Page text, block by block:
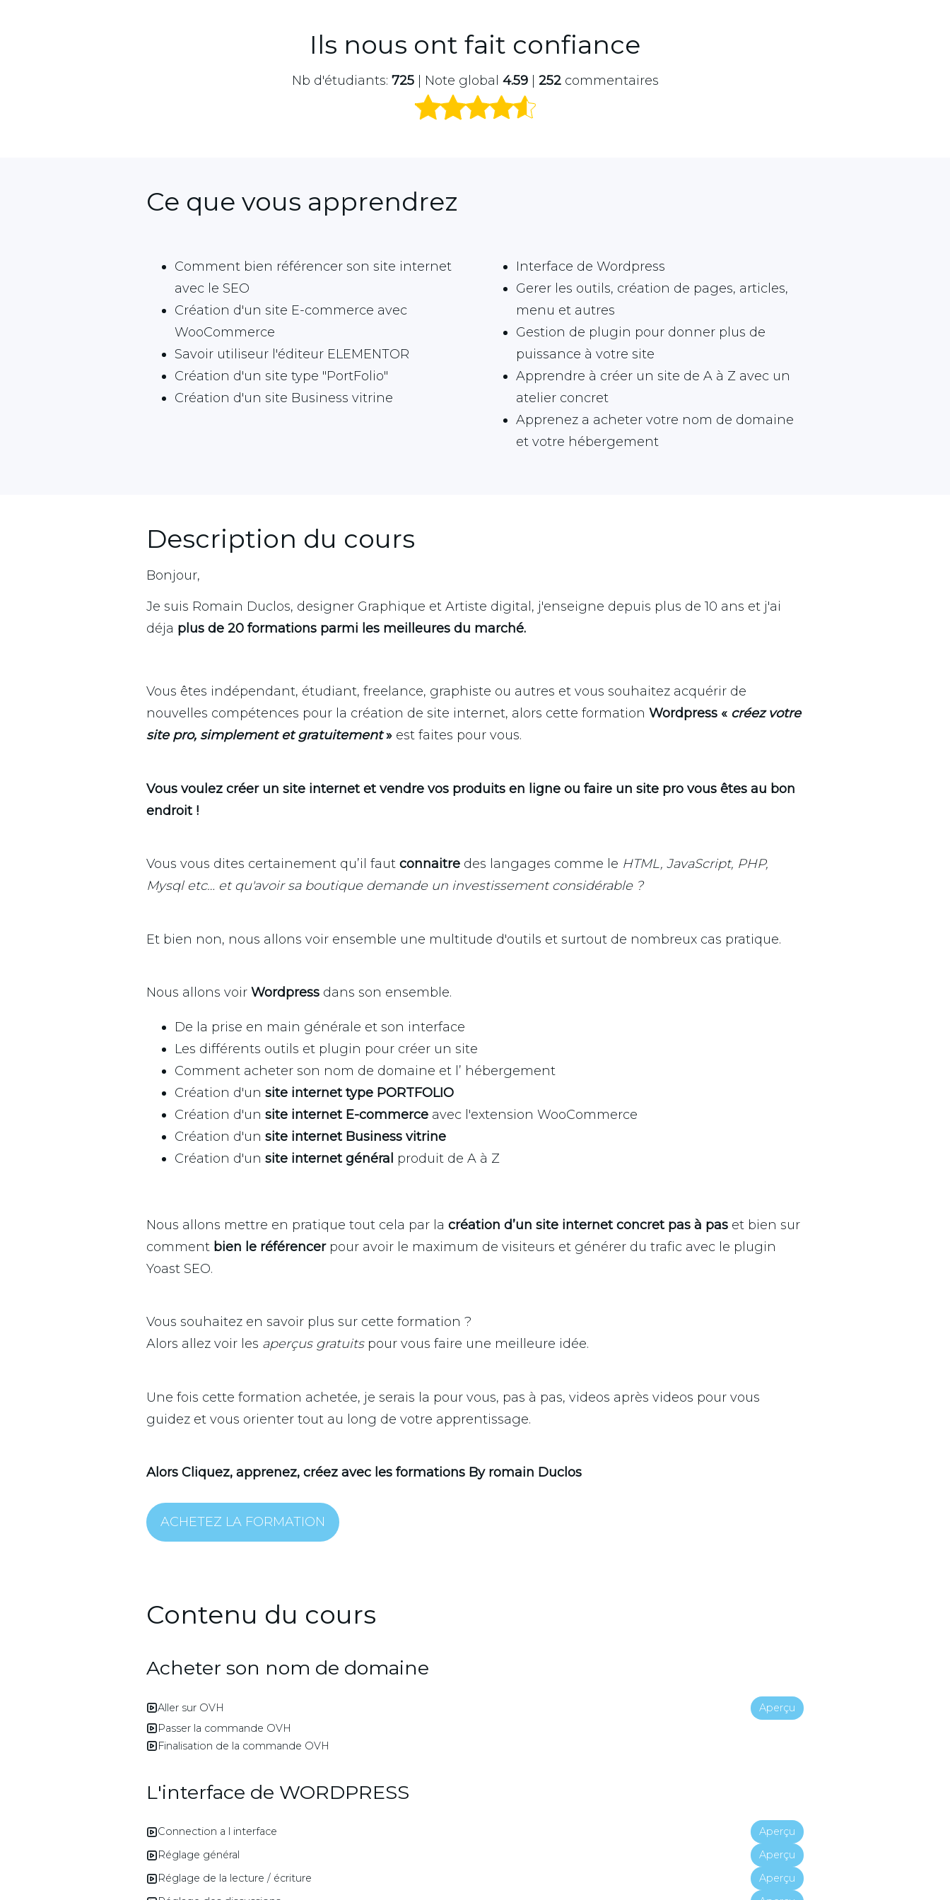
Ils nous ont fait confiance
Nb d'étudiants: 725| Note global 4.59| 252commentaires
Ce que vous apprendrez
Comment bien référencer son site internet
avec le SEO
Création d'un site E-commerce avec
WooCommerce
Savoir utiliseur l'éditeur ELEMENTOR
Création d'un site type "PortFolio"
Création d'un site Business vitrine
Interface de Wordpress
Gerer les outils, création de pages, articles,
menu et autres
Gestion de plugin pour donner plus de
puissance à votre site
Apprendre à créer un site de A à Z avec un
atelier concret
Apprenez a acheter votre nom de domaine
et votre hébergement
Description du cours
Bonjour,
Je suis Romain Duclos, designer Graphique et Artiste digital, j'enseigne depuis plus de 10 ans et j'ai
déja plus de 20 formations parmi les meilleures du marché.
Vous êtes indépendant, étudiant, freelance, graphiste ou autres et vous souhaitez acquérir de
nouvelles compétences pour la création de site internet, alors cette formation Wordpress « créez votre
site pro, simplement et gratuitement» est faites pour vous.
Vous voulez créer un site internet et vendre vos produits en ligne ou faire un site pro vous êtes au bon
endroit !
Vous vous dites certainement qu’il faut connaitre des langages comme le HTML, JavaScript, PHP,
Mysql etc… et qu'avoir sa boutique demande un investissement considérable ?
Et bien non, nous allons voir ensemble une multitude d'outils et surtout de nombreux cas pratique.
Nous allons voir Wordpress dans son ensemble.
De la prise en main générale et son interface
Les différents outils et plugin pour créer un site
Comment acheter son nom de domaine et l’ hébergement
Création d'un site internet type PORTFOLIO
Création d'un site internet E-commerce avec l'extension WooCommerce
Création d'un site internet Business vitrine
Création d'un site internet général produit de A à Z
Nous allons mettre en pratique tout cela par la création d’un site internet concret pas à pas et bien sur
comment bien le référencerpour avoir le maximum de visiteurs et générer du trafic avec le plugin
Yoast SEO.
Vous souhaitez en savoir plus sur cette formation ?
Alors allez voir les aperçus gratuitspour vous faire une meilleure idée.
Une fois cette formation achetée, je serais la pour vous, pas à pas, videos après videos pour vous
guidez et vous orienter tout au long de votre apprentissage.
Alors Cliquez, apprenez, créez avec les formations By romain Duclos
ACHETEZ LA FORMATION
Contenu du cours
Acheter son nom de domaine
Aller sur OVH
Aperçu
Passer la commande OVH
Finalisation de la commande OVH
L'interface de WORDPRESS
Connection a l interface
Aperçu
Réglage général
Aperçu
Réglage de la lecture / écriture
Aperçu